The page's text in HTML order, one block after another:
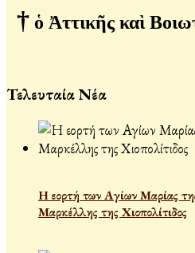
† ὁ Ἀττικῆς καὶ
Τελευταία Νέα
Η εορτή των Αγίων Μαρίας
Μαρκέλλης της Χιοπολίτιδος